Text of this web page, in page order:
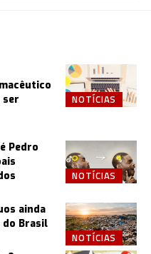
NOTÍCIAS
ser
NOTÍCIAS
Pedro
NOTÍCIAS
ainda
Brasil